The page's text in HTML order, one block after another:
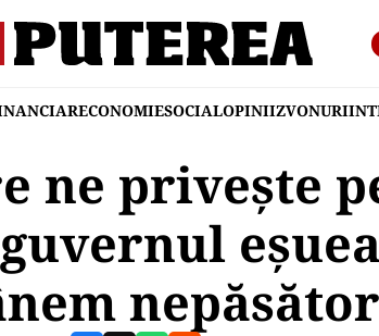
ECONOMIESOCIALOPINIIZVONURI
ne privește